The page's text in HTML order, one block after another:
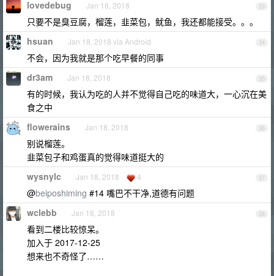
33
lovedebug Jan 18, 2018
只要不是臭豆腐，榴莲，韭菜包，鱿鱼，我还都能接受。。。
34
hsuan Jan 18, 2018 via Android
不会，因为我就是那个吃早餐的同事
35
dr3am Jan 18, 2018
有的时候，我认为吃的人并不觉得自己吃的味道大，一心沉在美
食之中
36
flowerains Jan 18, 2018
别说榴莲。
韭菜包子和鸡蛋真的觉得味道挺大的
37
wysnylc Jan 18, 2018 4
@beiposhiming #14 嘴巴不干净,道德有问题
38
wclebb Jan 18, 2018
看到二楼比较惊呆。
加入于 2017-12-25
想来也不奇怪了……